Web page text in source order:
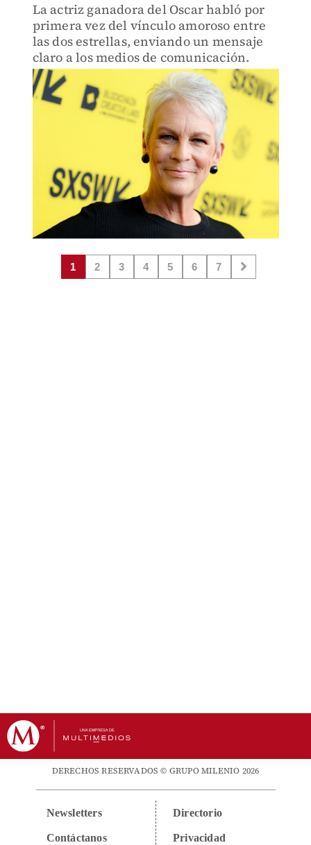
La actriz ganadora del Oscar habló por
primera vez del vínculo amoroso entre
las dos estrellas, enviando un mensaje
claro a los medios de comunicación.
1 2 3 4 5 6 7
DERECHOS RESERVADOS © GRUPO MILENIO 2026
Newsletters
Contáctanos
Directorio
Privacidad